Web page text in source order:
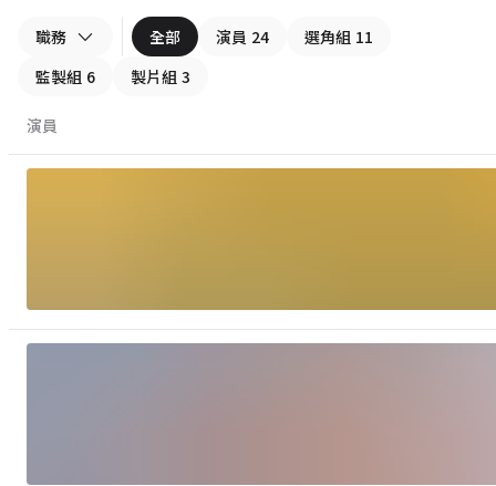
職務 全部 演員 24 選角組 11
監製組 6 製片組 3
演員